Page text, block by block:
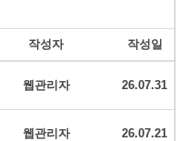
작성자 작성일
웹관리자 26.07.31
웹관리자 26.07.21